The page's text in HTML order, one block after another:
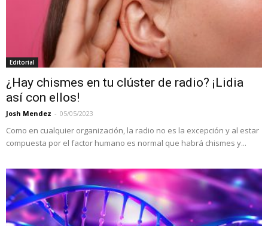
Editorial
¿Hay chismes en tu clúster de radio? ¡Lidia
así con ellos!
Josh Mendez - 05/05/2023
Como en cualquier organización, la radio no es la excepción y al estar
compuesta por el factor humano es normal que habrá chismes y...